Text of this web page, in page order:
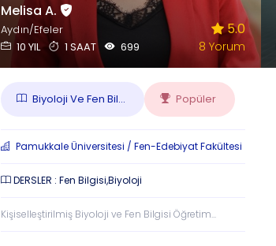
Melisa A.
Aydın/Efeler
10 YIL
1 SAAT 699
5.0
8 Yorum
Biyoloji Ve Fen Bil... Popüler
Pamukkale Üniversitesi / Fen-Edebiyat Fakültesi
DERSLER : Fen Bilgisi,Biyoloji
Kişiselleştirilmiş Biyoloji ve Fen Bilgisi Öğretim...